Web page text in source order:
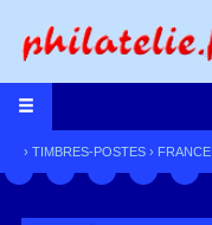
› TIMBRES-POSTES › FRANCE